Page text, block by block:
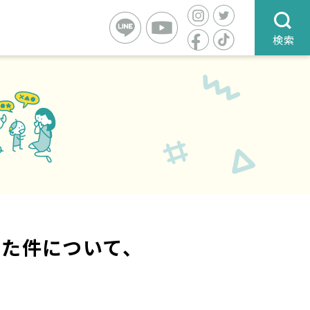
検索
件について、